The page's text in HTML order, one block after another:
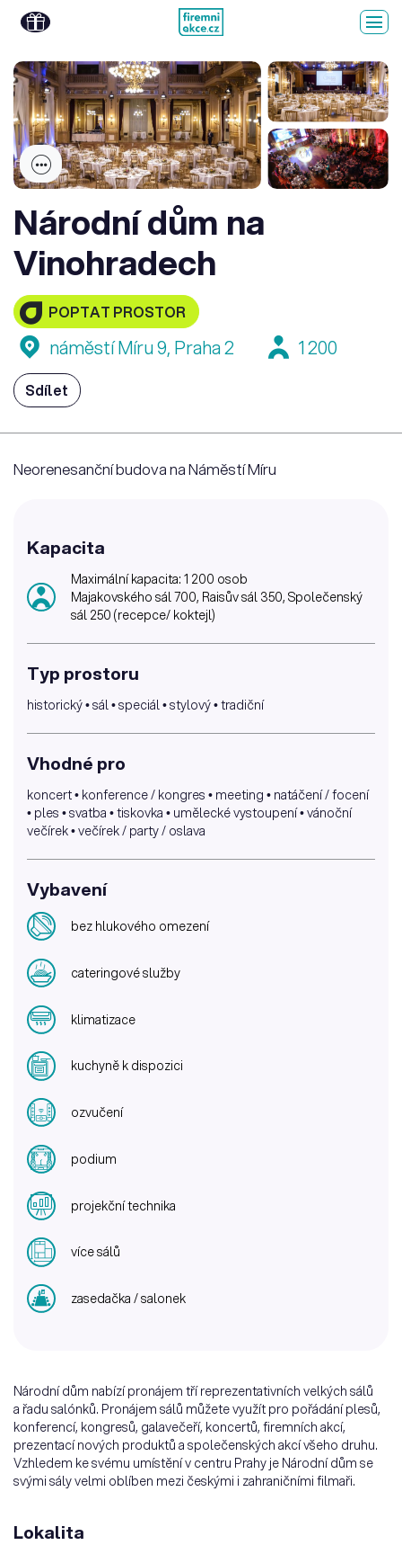
Národní dům na
Vinohradech
POPTAT PROSTOR
náměstí Míru 9, Praha 2 1 200
Sdílet
Neorenesanční budova na Náměstí Míru
Kapacita
Maximální kapacita: 1 200 osob
Majakovského sál 700, Raisův sál 350, Společenský
sál 250 (recepce/ koktejl)
Typ prostoru
historický • sál • speciál • stylový • tradiční
Vhodné pro
koncert • konference / kongres • meeting • natáčení / focení
• ples • svatba • tiskovka • umělecké vystoupení • vánoční
večírek • večírek / party / oslava
Vybavení
bez hlukového omezení
cateringové služby
klimatizace
kuchyně k dispozici
ozvučení
podium
projekční technika
více sálů
zasedačka / salonek
Národní dům nabízí pronájem tří reprezentativních velkých sálů
a řadu salónků. Pronájem sálů můžete využít pro pořádání plesů,
konferencí, kongresů, galavečeří, koncertů, firemních akcí,
prezentací nových produktů a společenských akcí všeho druhu.
Vzhledem ke svému umístění v centru Prahy je Národní dům se
svými sály velmi oblíben mezi českými i zahraničními filmaři.
Lokalita